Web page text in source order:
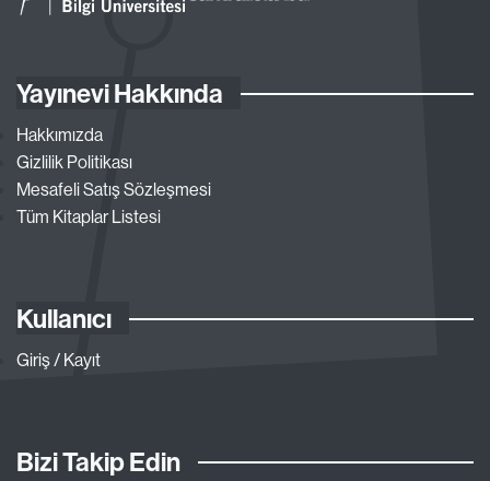
Yayınevi Hakkında
Hakkımızda
Gizlilik Politikası
Mesafeli Satış Sözleşmesi
Tüm Kitaplar Listesi
Kullanıcı
Giriş / Kayıt
Bizi Takip Edin